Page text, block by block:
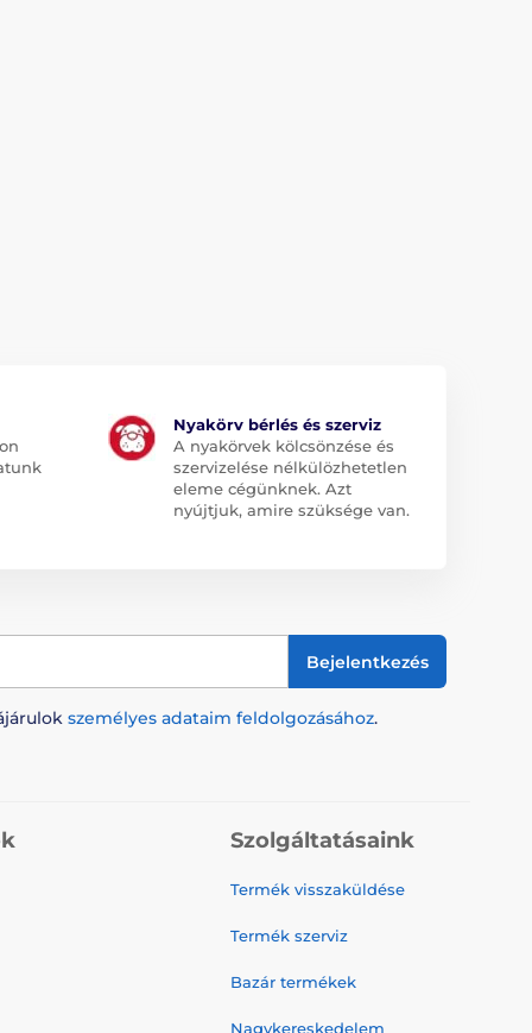
Nyakörv bérlés és szerviz
A nyakörvek kölcsönzése és
szervizelése nélkülözhetetlen
eleme cégünknek. Azt
nyújtjuk, amire szüksége van.
Bejelentkezés
személyes adataim feldolgozásához.
Szolgáltatásaink
Termék visszaküldése
Termék szerviz
Bazár termékek
Nagykereskedelem